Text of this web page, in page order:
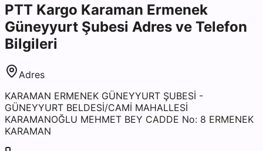
PTT Kargo Karaman Ermenek
Güneyyurt Şubesi Adres ve Telefon
Bilgileri
Adres
KARAMAN ERMENEK GÜNEYYURT ŞUBESİ -
GÜNEYYURT BELDESİ/CAMİ MAHALLESİ
KARAMANOĞLU MEHMET BEY CADDE No: 8 ERMENEK
KARAMAN